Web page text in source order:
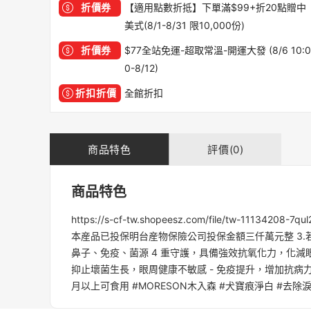
折價券
【適用點數折抵】下單滿$99+折20點贈中
美式(8/1-8/31 限10,000份)
折價券
$77全站免運-超取常溫-開運大發 (8/6 10:0
0-8/12)
折扣折價 全館折扣
商品特色 評價(0)
商品特色
https://s-cf-tw.shopeesz.com/file/tw-11134208-
本産品已投保明台産物保險公司投保金額三仟萬元整
鼻子、免疫、菌源 4 重守護，具備強效抗氧化力，化
抑止壞菌生長，眼周健康不敏感 - 免疫提升，增加抗
月以上可食用 #MORESON木入森 #犬寶痕淨白 #去除